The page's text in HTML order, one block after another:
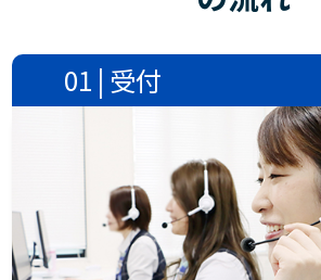
01 | 受付